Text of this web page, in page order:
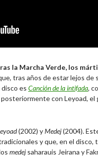
la Marcha Verde, los
tras años de estar lejos de
es Canción de la intifada,
con Leyoad, el
(2002) yMedej(2004).
y que, en el disco,
medej saharauis Jeirana y